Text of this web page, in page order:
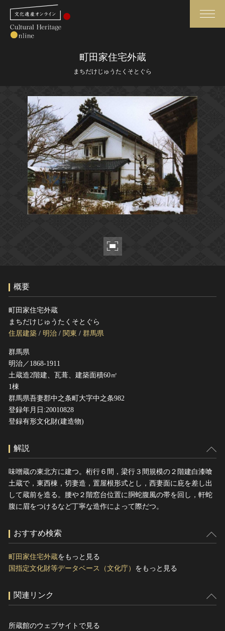
さらに詳細検索
さらに詳細検索
トップ
作品一覧
カテゴリで見る
世界遺産と無形文化遺産
全国の美術館・博物館
媒体資料・関連記事等
博物館、美術館の皆さまへ
文化庁よりご挨拶
今月のみどころ
お知らせ一覧
このサイトについて
サイトのご意見はこちら
文化遺産データベース
町田家住宅外蔵
まちだけじゅうたくそとぐら
概要
町田家住宅外蔵
まちだけじゅうたくそとぐら
住居建築 / 明治 / 関東 / 群馬県
群馬県
明治／1868-1911
土蔵造2階建、瓦葺、建築面積60㎡
1棟
群馬県吾妻郡中之条町大字中之条982
登録年月日:20010828
登録有形文化財(建造物)
解説
味噌蔵の東北方に建つ。桁行６間，梁行３間規模の２階建白漆喰
土蔵で，東西棟，切妻造，置屋根形式とし，西妻面に庇を差し出
して蔵前を造る。腰や２階窓台位置に胴蛇腹風の帯を回し，軒蛇
腹に眉をつけるなど丁寧な造作によって際だつ。
おすすめ検索
町田家住宅外蔵をもっと見る
国指定文化財等データベース（文化庁） をもっと見る
関連リンク
所蔵館のウェブサイトで見る